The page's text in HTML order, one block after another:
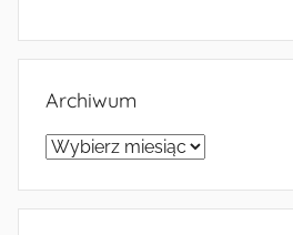
Archiwum
Archiwum